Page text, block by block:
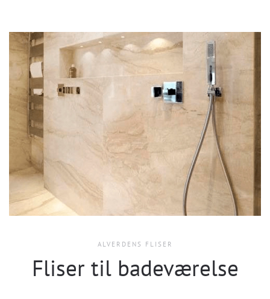
ALVERDENS FLISER
Fliser til badeværelse